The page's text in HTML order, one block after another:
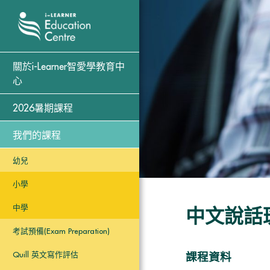
關於i-Learner智愛學教育中
心
2026暑期課程
我們的課程
幼兒
小學
中學
考試預備(Exam Preparation)
Quill 英文寫作評估
中文說話
課程資料